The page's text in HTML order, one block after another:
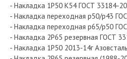
- Накладка 1Р50 К54 ГОСТ 33184-
- Накладка переходная р50/р43
- Накладка переходная р65/р50
- Накладка 2Р65 резервная ГОСТ
- Накладка 1Р50 2013-14г